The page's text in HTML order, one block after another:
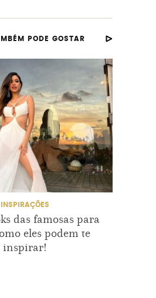
PODE GOSTAR
INSPIRAÇÕES
das famosas para
eles podem te
inspirar!